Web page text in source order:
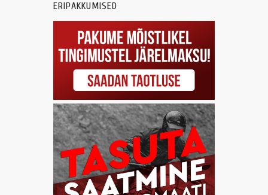
ERIPAKKUMISED